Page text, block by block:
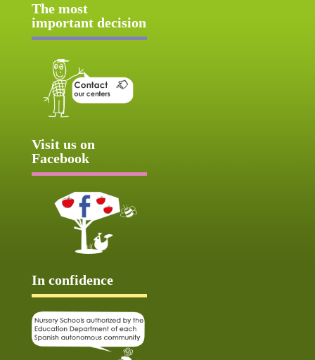
The most
important decision
Visit us on
Facebook
In confidence